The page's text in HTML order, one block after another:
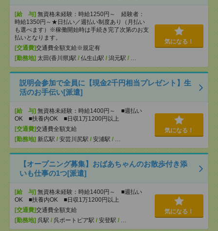
[給 与] 無資格未経験：時給1250円～ 経験者：
時給1350円～★日払い／週払い制度あり（月払い
も選べます）※稼働開始時は手続き完了次第のお支
払いとなります。
[交通費]交通費全額支給※規定有
[勤務地] 太田(香川県)駅 / 仏生山駅 / 潟元駅 / …
気になる！
説明会参加で全員に【現金2千円相当プレゼント】生
活のお手伝い[派遣]
[給 与] 無資格未経験：時給1400円～ ■週払い
OK ■扶養内OK ■日収1万1200円以上
[交通費]交通費全額支給
[勤務地] 新広駅 / 安芸川尻駅 / 安浦駅 / …
気になる！
【オープニング募集】おばあちゃんのお散歩付き添
いも仕事の1つ[派遣]
[給 与] 無資格未経験：時給1400円～ ■週払い
OK ■扶養内OK ■日収1万1200円以上
[交通費]交通費全額支給
[勤務地] 呉駅 / 呉ポートピア駅 / 安登駅 / …
気になる！